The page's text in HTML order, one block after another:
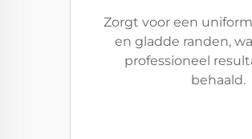
Zorgt voor een
en gladde randen,
professioneel
behaald.